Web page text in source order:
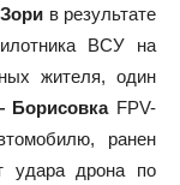
в результате
ВСУ на
жителя, один
БорисовкаFPV-
ранен
дрона по